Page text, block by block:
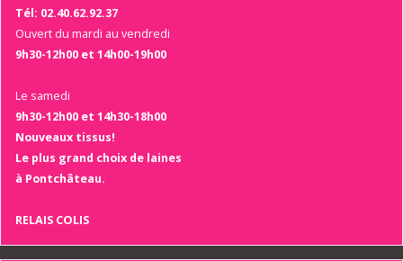
Tél: 02.40.62.92.37
Ouvert du mardi au vendredi
9h30-12h00 et 14h00-19h00
Le samedi
9h30-12h00 et 14h30-18h00
Nouveaux tissus!
Le plus grand choix de laines
à Pontchâteau.
RELAIS COLIS